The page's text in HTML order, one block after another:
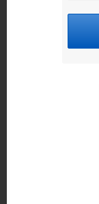
Puis par décret du
créée. Celle-ci
sédentaire qui
Dans un premier
sans enfants de 21
mariés et veufs avec
célibataires et veufs